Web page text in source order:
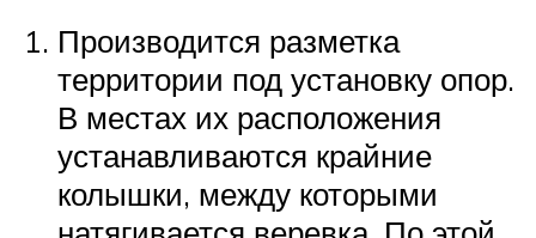
Производится разметка
территории под установку опор.
В местах их расположения
устанавливаются крайние
колышки, между которыми